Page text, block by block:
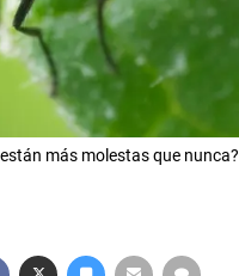
más molestas que nunca?